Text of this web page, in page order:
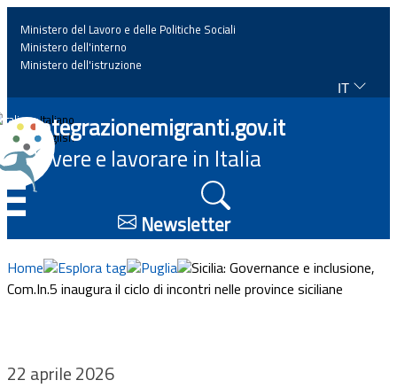
Home
News
Approfondimenti
Eventi
Progetti
Ministero del Lavoro e delle Politiche Sociali
Ministero dell'interno
Ministero dell'istruzione
IT
Italiano
English
Integrazionemigranti.gov.it
Vivere e lavorare in Italia
Newsletter
Home Esplora tag Puglia
Sicilia: Governance e inclusione,
Com.In.5 inaugura il ciclo di incontri nelle province siciliane
22 aprile 2026